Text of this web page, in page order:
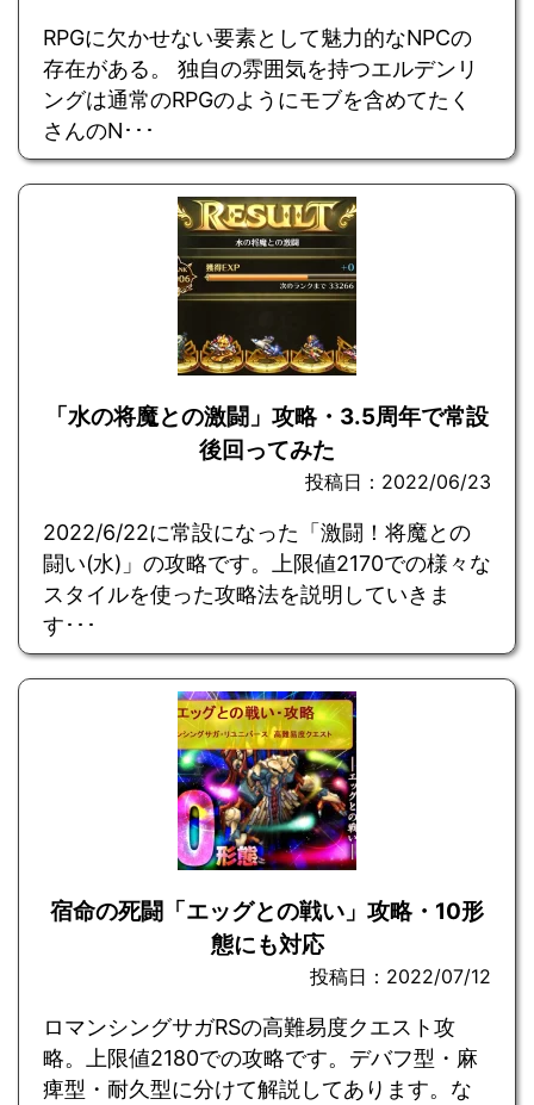
RPGに欠かせない要素として魅力的なNPCの
存在がある。 独自の雰囲気を持つエルデンリ
ングは通常のRPGのようにモブを含めてたく
さんのN･･･
「水の将魔との激闘」攻略・3.5周年で常設
後回ってみた
投稿日：2022/06/23
2022/6/22に常設になった「激闘！将魔との
闘い(水)」の攻略です。上限値2170での様々な
スタイルを使った攻略法を説明していきま
す･･･
宿命の死闘「エッグとの戦い」攻略・10形
態にも対応
投稿日：2022/07/12
ロマンシングサガRSの高難易度クエスト攻
略。上限値2180での攻略です。デバフ型・麻
痺型・耐久型に分けて解説してあります。な